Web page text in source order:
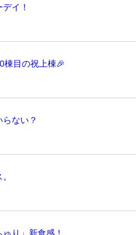
イ！
棟目の祝上棟🎉
ない？
り」新食感！